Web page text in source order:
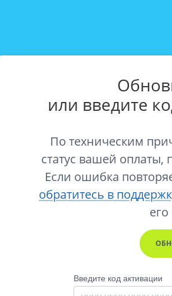
или введите
По техническим
статус вашей оплаты,
Если ошибка
обратитесь в
его
Введите код активации